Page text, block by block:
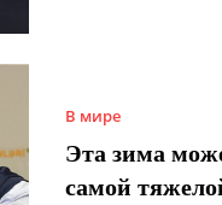
В мире
Эта зима
самой